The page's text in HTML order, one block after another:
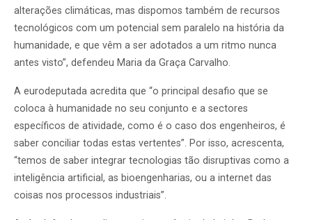
alterações climáticas, mas dispomos também de recursos
tecnológicos com um potencial sem paralelo na história da
humanidade, e que vêm a ser adotados a um ritmo nunca
antes visto”, defendeu Maria da Graça Carvalho.
A eurodeputada acredita que “o principal desafio que se
coloca à humanidade no seu conjunto e a sectores
específicos de atividade, como é o caso dos engenheiros, é
saber conciliar todas estas vertentes”. Por isso, acrescenta,
“temos de saber integrar tecnologias tão disruptivas como a
inteligência artificial, as bioengenharias, ou a internet das
coisas nos processos industriais”.